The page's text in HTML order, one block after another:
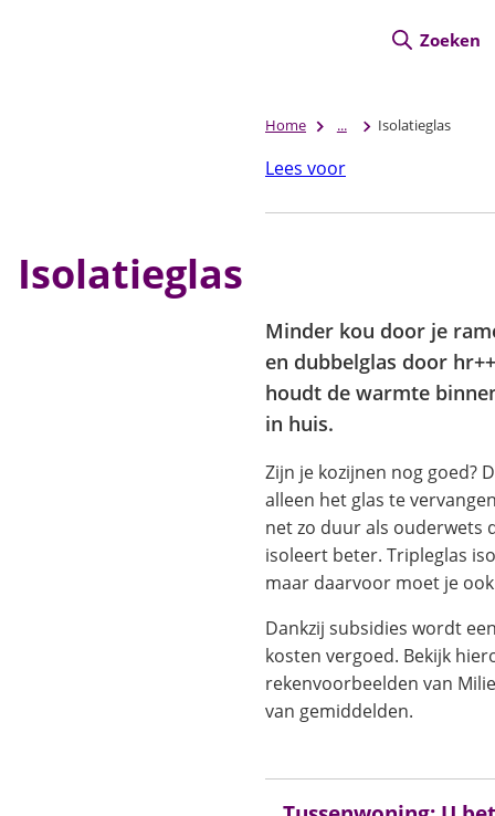
Zoeken
Home ... Isolatieglas
Lees voor
Isolatieglas
Minder kou door je
en dubbelglas door
houdt de warmte
in huis.
Zijn je kozijnen nog goed?
alleen het glas te
net zo duur als ouderwets
isoleert beter. Tripleglas
maar daarvoor moet je
Dankzij subsidies wordt
kosten vergoed. Bekijk
rekenvoorbeelden van
van gemiddelden.